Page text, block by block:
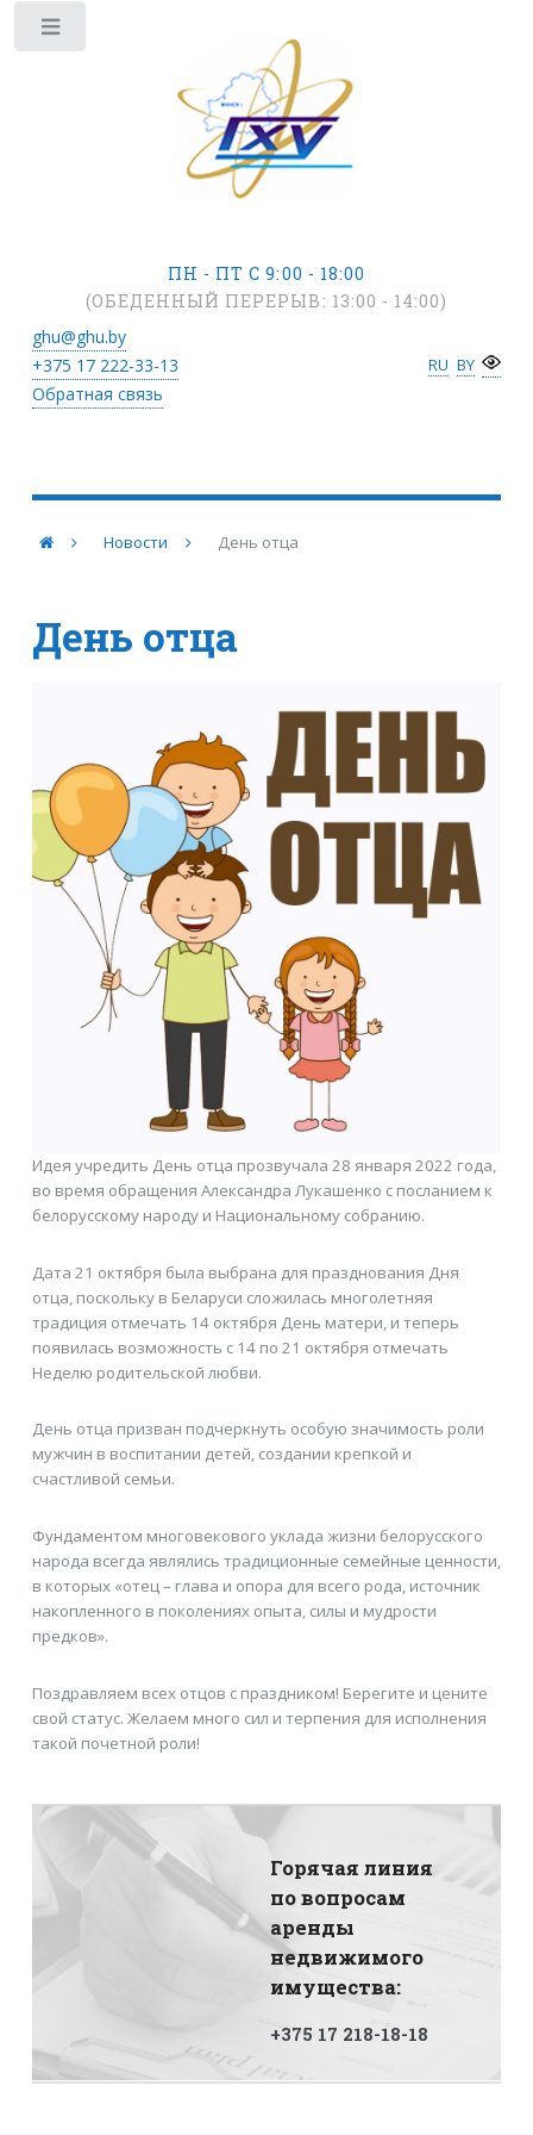
ПН - ПТ С 9:00 - 18:00
(ОБЕДЕННЫЙ ПЕРЕРЫВ: 13:00 - 14:00)
ghu@ghu.by
+375 17222-33-13
Обратная связь
RU BY
Новости День отца
День отца
Идея учредить День отца прозвучала 28 января 2022 года,
во время обращения Александра Лукашенко с посланием к
белорусскому народу и Национальному собранию.
Дата 21 октября была выбрана для празднования Дня
отца, поскольку в Беларуси сложилась многолетняя
традиция отмечать 14 октября День матери, и теперь
появилась возможность с 14 по 21 октября отмечать
Неделю родительской любви.
День отца призван подчеркнуть особую значимость роли
мужчин в воспитании детей, создании крепкой и
счастливой семьи.
Фундаментом многовекового уклада жизни белорусского
народа всегда являлись традиционные семейные ценности,
в которых «отец – глава и опора для всего рода, источник
накопленного в поколениях опыта, силы и мудрости
предков».
Поздравляем всех отцов с праздником! Берегите и цените
свой статус. Желаем много сил и терпения для исполнения
такой почетной роли!
Горячая линия
по вопросам
аренды
недвижимого
имущества:
+375 17 218-18-18